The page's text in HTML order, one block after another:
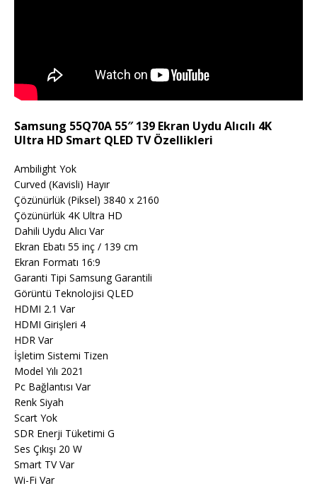
Samsung 55Q70A 55″ 139 Ekran Uydu Alıcılı 4K
Ultra HD Smart QLED TV Özellikleri
Ambilight Yok
Curved (Kavisli) Hayır
Çözünürlük (Piksel) 3840 x 2160
Çözünürlük 4K Ultra HD
Dahili Uydu Alıcı Var
Ekran Ebatı 55 inç / 139 cm
Ekran Formatı 16:9
Garanti Tipi Samsung Garantili
Görüntü Teknolojisi QLED
HDMI 2.1 Var
HDMI Girişleri 4
HDR Var
İşletim Sistemi Tizen
Model Yılı 2021
Pc Bağlantısı Var
Renk Siyah
Scart Yok
SDR Enerji Tüketimi G
Ses Çıkışı 20 W
Smart TV Var
Wi-Fi Var